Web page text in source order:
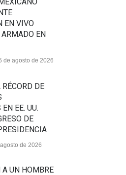
EN VIVO
ARMADO EN
de agosto de 2026
DE
EE. UU.
DE
de 2026
A UN HOMBRE